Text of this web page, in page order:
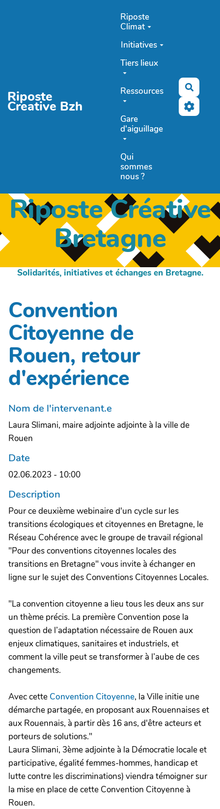
Riposte
Creative Bzh
Riposte
Climat
Initiatives
Tiers lieux
Ressources
Gare
d'aiguillage
Qui
sommes
nous ?
Riposte Créative
Bretagne
Solidarités, initiatives et échanges en Bretagne.
Convention
Citoyenne de
Rouen, retour
d'expérience
Nom de l'intervenant.e
Laura Slimani, maire adjointe adjointe à la ville de
Rouen
Date
02.06.2023 - 10:00
Description
Pour ce deuxième webinaire d'un cycle sur les
transitions écologiques et citoyennes en Bretagne, le
Réseau Cohérence avec le groupe de travail régional
"Pour des conventions citoyennes locales des
transitions en Bretagne" vous invite à échanger en
ligne sur le sujet des Conventions Citoyennes Locales.
"La convention citoyenne a lieu tous les deux ans sur
un thème précis. La première Convention pose la
question de l’adaptation nécessaire de Rouen aux
enjeux climatiques, sanitaires et industriels, et
comment la ville peut se transformer à l’aube de ces
changements.
Avec cette Convention Citoyenne, la Ville initie une
démarche partagée, en proposant aux Rouennaises et
aux Rouennais, à partir dès 16 ans, d'être acteurs et
porteurs de solutions."
Laura Slimani, 3ème adjointe à la Démocratie locale et
participative, égalité femmes-hommes, handicap et
lutte contre les discriminations) viendra témoigner sur
la mise en place de cette Convention Citoyenne à
Rouen.